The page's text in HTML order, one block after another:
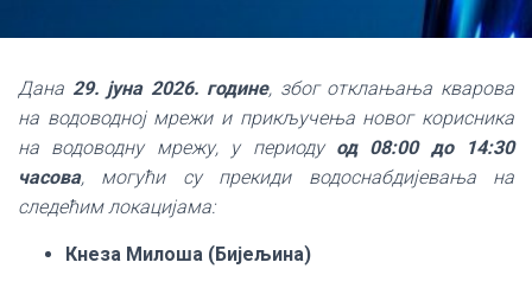
Дана 29. јуна 2026. године, због отклањања кварова
на водоводној мрежи и прикључења новог корисника
на водоводну мрежу, у периоду од 08:00 до 14:30
часова, могући су прекиди водоснабдијевања на
следећим локацијама:
Кнеза Милоша (Бијељина)